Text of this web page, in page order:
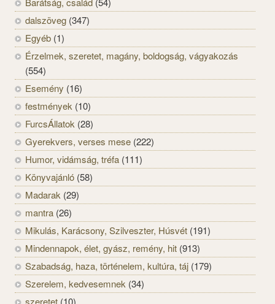
dalszöveg (347)
Egyéb (1)
Érzelmek, szeretet, magány, boldogság, vágyakozás
(554)
Esemény (16)
festmények (10)
FurcsÁllatok (28)
Gyerekvers, verses mese (222)
Humor, vidámság, tréfa (111)
Könyvajánló (58)
Madarak (29)
mantra (26)
Mikulás, Karácsony, Szilveszter, Húsvét (191)
Mindennapok, élet, gyász, remény, hit (913)
Szabadság, haza, történelem, kultúra, táj (179)
Szerelem, kedvesemnek (34)
szeretet (10)